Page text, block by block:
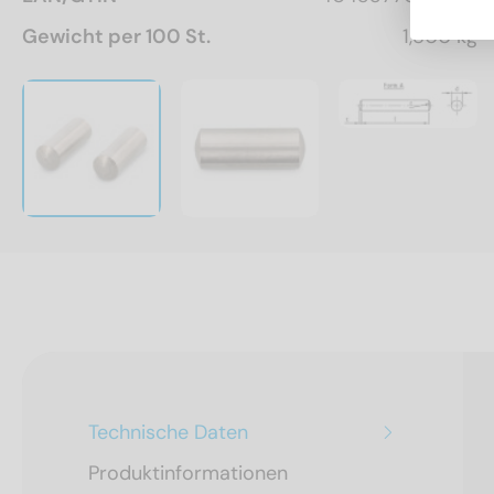
Gewicht per 100 St.
1,800 kg
Technische Daten
Produktinformationen